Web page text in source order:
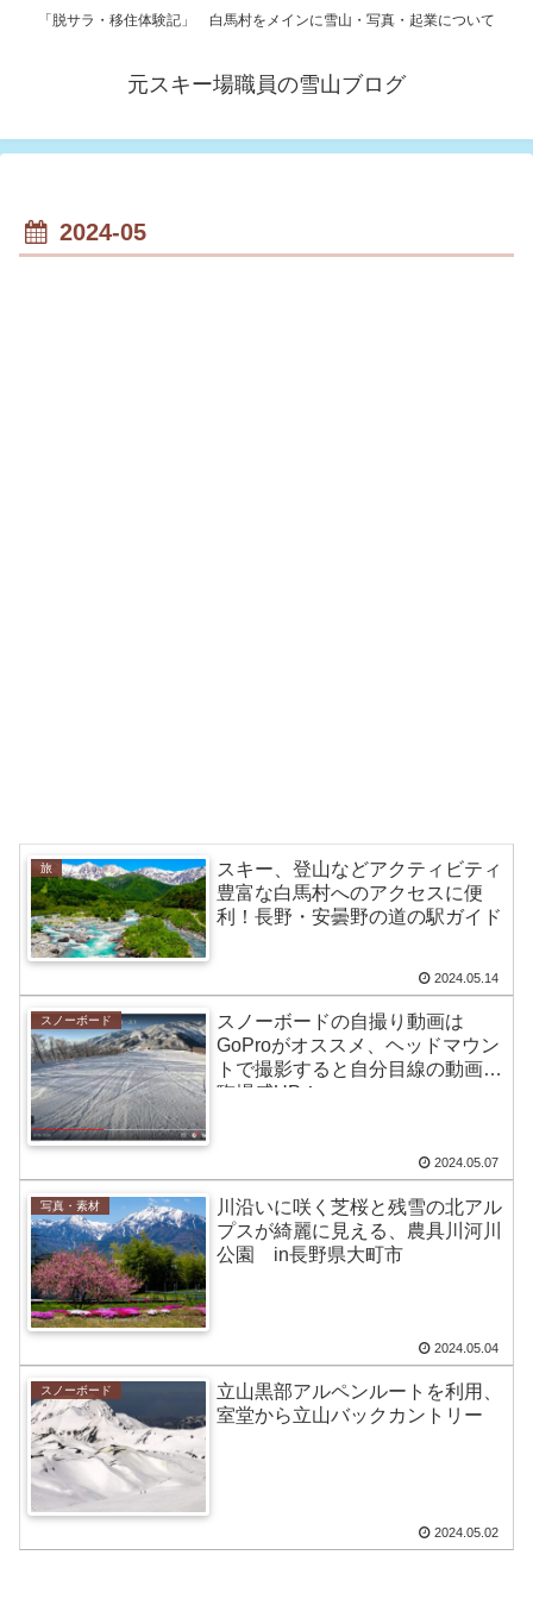
「脱サラ・移住体験記」 白馬村をメインに雪山・写真・起業について
元スキー場職員の雪山ブログ
2024-05
旅
スキー、登山などアクティビティ
豊富な白馬村へのアクセスに便
利！長野・安曇野の道の駅ガイド
2024.05.14
スノーボード
スノーボードの自撮り動画は
GoProがオススメ、ヘッドマウン
トで撮影すると自分目線の動画で
臨場感UP！
2024.05.07
写真・素材
川沿いに咲く芝桜と残雪の北アル
プスが綺麗に見える、農具川河川
公園 in長野県大町市
2024.05.04
スノーボード
立山黒部アルペンルートを利用、
室堂から立山バックカントリー
2024.05.02